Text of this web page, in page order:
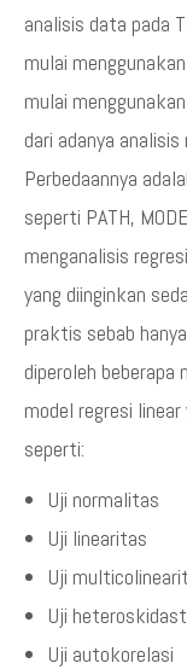
analisis data pada
mulai
mulai
dari adanya
Perbedaannya
seperti PATH,
menganalisis
yang diinginkan
praktis sebab
diperoleh beberapa
model regresi
seperti:
Uji normalitas
Uji linearitas
Uji
Uji
Uji autokorelasi